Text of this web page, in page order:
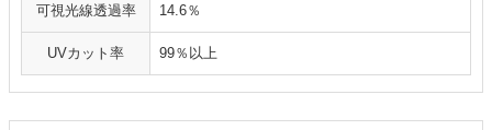
可視光線透過率 14.6％
UVカット率 99％以上